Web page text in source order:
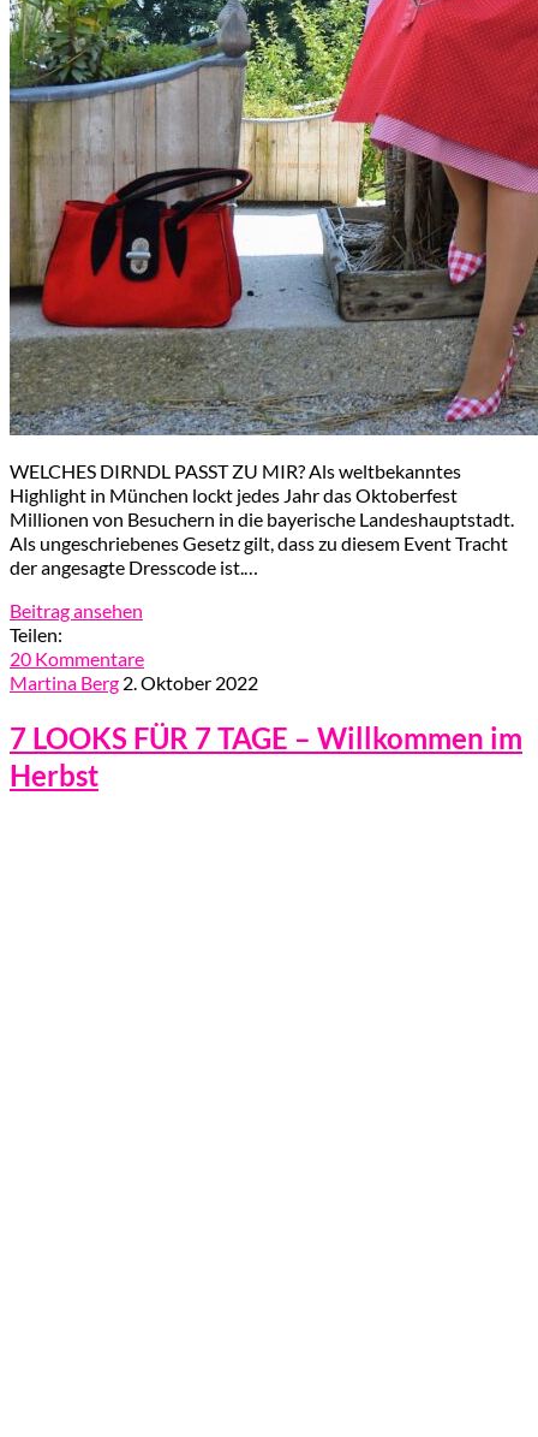
WELCHES DIRNDL PASST ZU MIR? Als weltbekanntes
Highlight in München lockt jedes Jahr das Oktoberfest
Millionen von Besuchern in die bayerische Landeshauptstadt.
Als ungeschriebenes Gesetz gilt, dass zu diesem Event Tracht
der angesagte Dresscode ist.…
Beitrag ansehen
Teilen:
20 Kommentare
Martina Berg 2. Oktober 2022
7 LOOKS FÜR 7 TAGE – Willkommen im
Herbst